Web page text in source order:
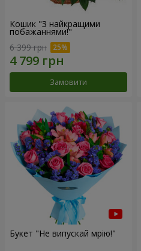
Кошик "З найкращими
побажаннями!"
6 399 грн
Замовити
Букет "Не випускай мрію!"